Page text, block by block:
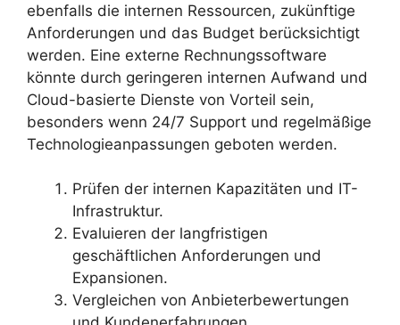
ebenfalls die internen Ressourcen, zukünftige
Anforderungen und das Budget berücksichtigt
werden. Eine externe Rechnungssoftware
könnte durch geringeren internen Aufwand und
Cloud-basierte Dienste von Vorteil sein,
besonders wenn 24/7 Support und regelmäßige
Technologieanpassungen geboten werden.
Prüfen der internen Kapazitäten und IT-
Infrastruktur.
Evaluieren der langfristigen
geschäftlichen Anforderungen und
Expansionen.
Vergleichen von Anbieterbewertungen